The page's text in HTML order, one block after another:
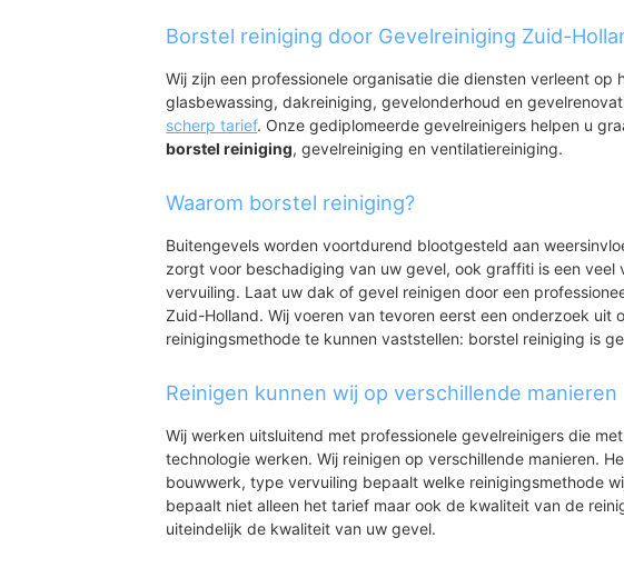
Heinenoord
Goidschalxoord
Blaak
Uitbreiding Dorp Heinenoord
Uitbreiding Dorp na 1971
Borstel reiniging door Gevelreiniging Zuid-
Wij zijn een professionele organisatie die diensten verleent op
glasbewassing, dakreiniging, gevelonderhoud en
scherp tarief. Onze gediplomeerde gevelreinigers helpen u
borstel reiniging, gevelreiniging en ventilatiereiniging.
Waarom borstel reiniging?
Buitengevels worden voortdurend blootgesteld aan
zorgt voor beschadiging van uw gevel, ook graffiti is een veel
vervuiling. Laat uw dak of gevel reinigen door een
Zuid-Holland. Wij voeren van tevoren eerst een onderzoek uit
reinigingsmethode te kunnen vaststellen: borstel reiniging is
Reinigen kunnen wij op verschillende manieren
Wij werken uitsluitend met professionele gevelreinigers die
technologie werken. Wij reinigen op verschillende manieren.
bouwwerk, type vervuiling bepaalt welke reinigingsmethode
bepaalt niet alleen het tarief maar ook de kwaliteit van de
uiteindelijk de kwaliteit van uw gevel.